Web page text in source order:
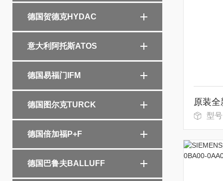
德国贺德克HYDAC
意大利阿托斯ATOS
德国易福门IFM
德国图尔克TURCK
德国倍加福P+F
德国巴鲁夫BALLUFF
型